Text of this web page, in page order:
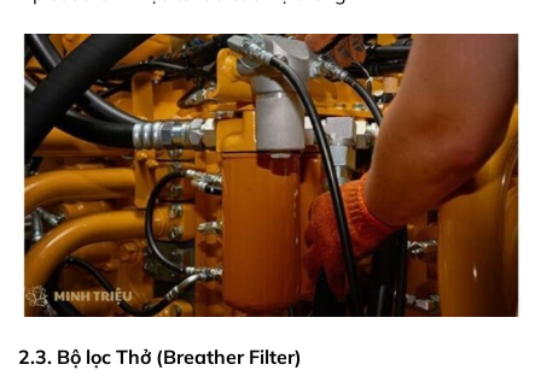
2.3. Bộ lọc Thở (Breather Filter)